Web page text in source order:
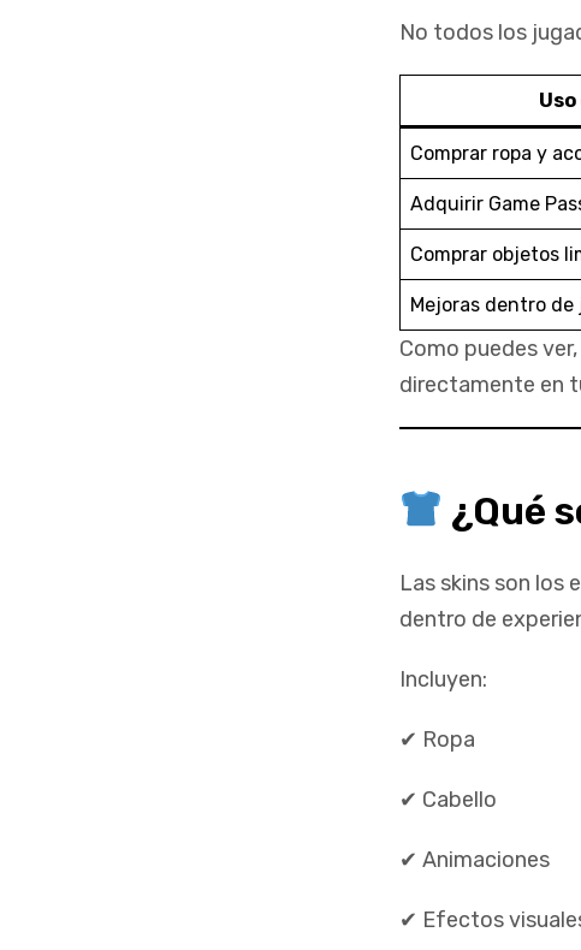
No todos los
Uso
Comprar ropa y
Adquirir Game
Comprar objetos
Mejoras dentro de
Como puedes
directamente en
¿Qué
Las skins son los
dentro de
Incluyen:
✔ Ropa
✔ Cabello
✔ Animaciones
✔ Efectos